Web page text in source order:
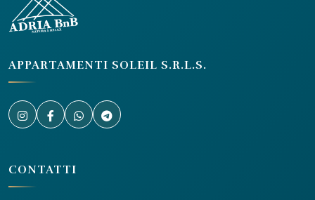
APPARTAMENTI SOLEIL S.R.L.S.
CONTATTI